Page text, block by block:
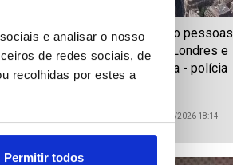
e analisar o nosso
de redes sociais, de
recolhidas por estes a
Permitir todos
com
Pelo menos quatro pessoas
esfaqueadas em Londres e
suspeita foi detida - polícia
Date: 05/08/2026 18:14